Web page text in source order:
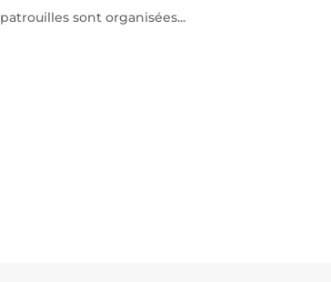
patrouilles sont organisées...